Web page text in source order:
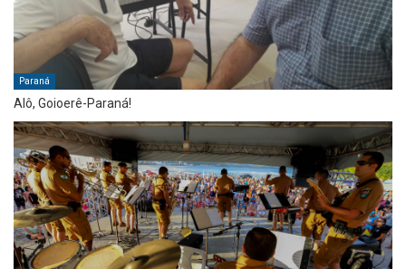
Paraná
Alô, Goioerê-Paraná!